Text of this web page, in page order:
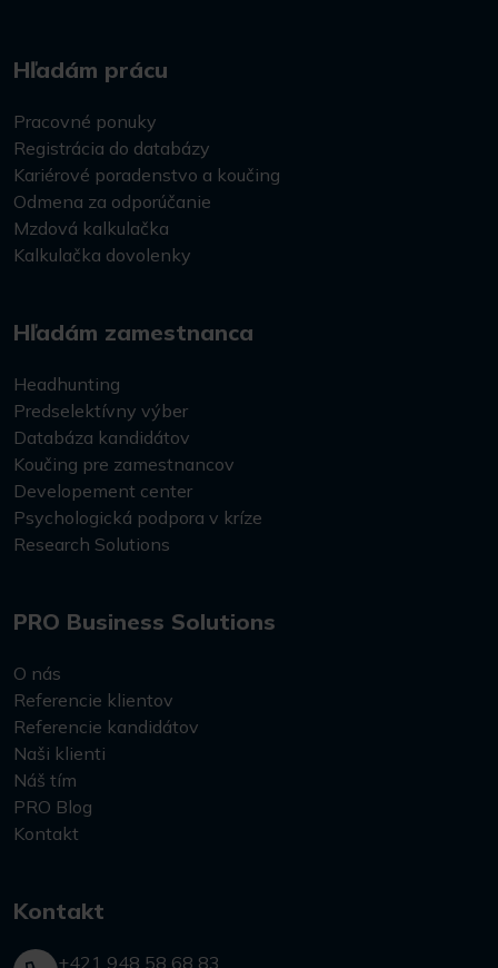
Hľadám prácu
Pracovné ponuky
Registrácia do databázy
Kariérové poradenstvo a koučing
Odmena za odporúčanie
Mzdová kalkulačka
Kalkulačka dovolenky
Hľadám zamestnanca
Headhunting
Predselektívny výber
Databáza kandidátov
Koučing pre zamestnancov
Developement center
Psychologická podpora v kríze
Research Solutions
PRO Business Solutions
O nás
Referencie klientov
Referencie kandidátov
Naši klienti
Náš tím
PRO Blog
Kontakt
Kontakt
+421 948 58 68 83